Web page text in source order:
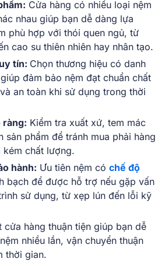
Cửa hàng có nhiều loại nệm
nhau giúp bạn dễ dàng lựa
phù hợp với thói quen ngủ, từ
cao su thiên nhiên hay nhân tạo.
tín: Chọn thương hiệu có danh
đảm bảo nệm đạt chuẩn chất
an toàn khi sử dụng trong thời
ràng: Kiểm tra xuất xứ, tem mác
sản phẩm để tránh mua phải hàng
kém chất lượng.
hành: Ưu tiên nệm có chế độ
bạch để được hỗ trợ nếu gặp vấn
sử dụng, từ xẹp lún đến lỗi kỹ
cửa hàng thuận tiện giúp bạn dễ
nhiều lần, vận chuyển thuận
thời gian.